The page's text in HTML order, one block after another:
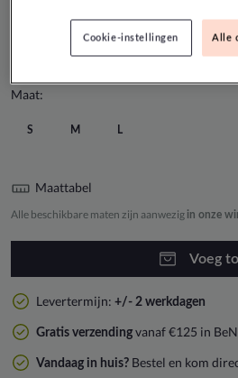
Maat:
S M L
Maattabel
Alle beschikbare maten zijn aanwezig in onze
Voeg
Levertermijn: +/- 2 werkdagen
Gratis verzending vanaf €125 in
Vandaag in huis? Bestel en kom
Alle
Cookie-instellingen